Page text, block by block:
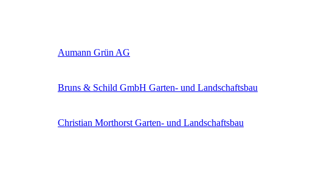
Aumann Grün AG
Bruns & Schild GmbH Garten- und Landschaftsbau
Christian Morthorst Garten- und Landschaftsbau